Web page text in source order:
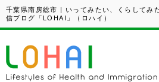
千葉県南房総市 | いってみたい、くらしてみ
信ブログ「LOHAI」（ロハイ）